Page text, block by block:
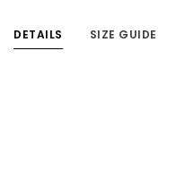
DETAILS SIZE GUIDE